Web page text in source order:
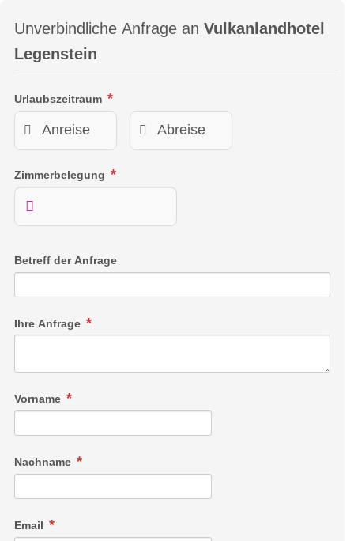
Unverbindliche Anfrage an Vulkanlandhotel
Legenstein
Urlaubszeitraum
Zimmerbelegung
Betreff der Anfrage
Ihre Anfrage
Vorname
Nachname
Email